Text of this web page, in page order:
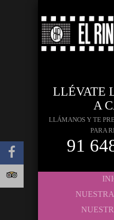
LLÉVATE
A
LLÁMANOS Y TE
PARA
91